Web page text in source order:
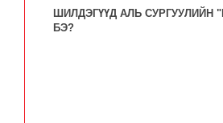
ШИЛДЭГҮҮД АЛЬ СУРГУУЛИЙН
БЭ?